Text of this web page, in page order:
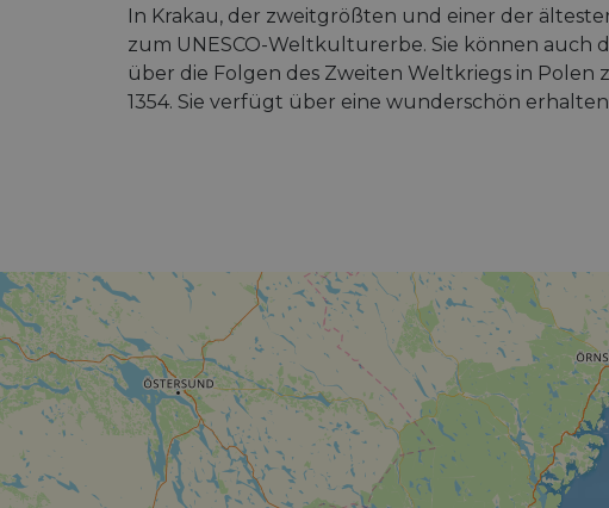
In Krakau, der zweitgrößten und einer der
zum UNESCO-Weltkulturerbe. Sie können auch
über die Folgen des Zweiten Weltkriegs in Polen
1354. Sie verfügt über eine wunderschön